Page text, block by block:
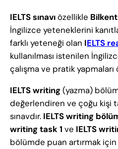
IELTS sınavıözellikle Bilkent
İngilizce yeteneklerini
farklı yeteneği olan IELTS
kullanılması istenilen
çalışma ve pratik
IELTS writing(yazma)
değerlendiren ve çoğu kişi
sınavdır. IELTS writing
writing task 1 ve IELTS
bölümde puan artırmak